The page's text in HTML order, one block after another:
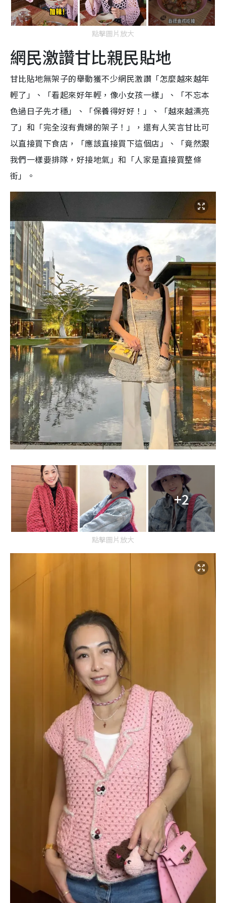
點擊圖片放大
網民激讚甘比親民貼地
甘比貼地無架子的舉動獲不少網民激讚「怎麼越來越年
輕了」、「看起來好年輕，像小女孩一樣」、「不忘本
色過日子先才穩」、「保養得好好！」、「越來越漂亮
了」和「完全沒有貴婦的架子！」，還有人笑言甘比可
以直接買下食店，「應該直接買下這個店」、「竟然跟
我們一樣要排隊，好接地氣」和「人家是直接買整條
街」。
+2
點擊圖片放大